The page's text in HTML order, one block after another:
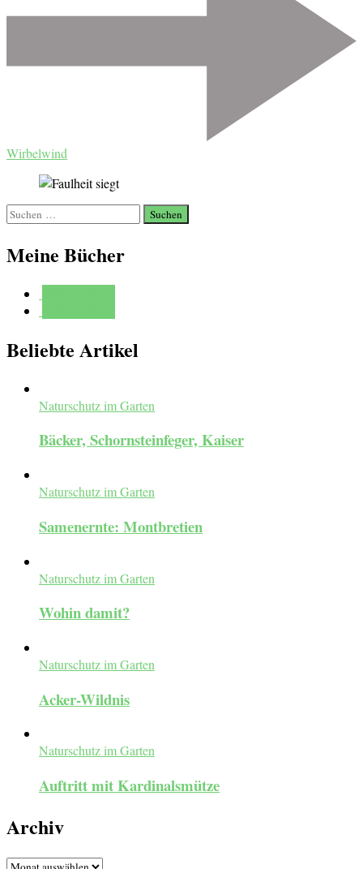
Wirbelwind
Suchen
nach:
Meine Bücher
Beliebte Artikel
Naturschutz im Garten
Bäcker, Schornsteinfeger, Kaiser
Naturschutz im Garten
Samenernte: Montbretien
Naturschutz im Garten
Wohin damit?
Naturschutz im Garten
Acker-Wildnis
Naturschutz im Garten
Auftritt mit Kardinalsmütze
Archiv
Archiv